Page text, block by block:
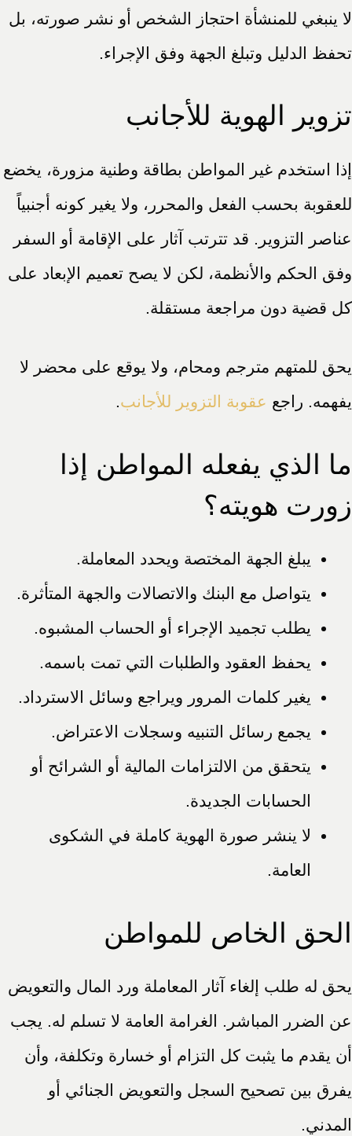
لا ينبغي للمنشأة احتجاز الشخص أو نشر صورته، بل
تحفظ الدليل وتبلغ الجهة وفق الإجراء.
تزوير الهوية للأجانب
إذا استخدم غير المواطن بطاقة وطنية مزورة، يخضع
للعقوبة بحسب الفعل والمحرر، ولا يغير كونه أجنبياً
عناصر التزوير. قد تترتب آثار على الإقامة أو السفر
وفق الحكم والأنظمة، لكن لا يصح تعميم الإبعاد على
كل قضية دون مراجعة مستقلة.
يحق للمتهم مترجم ومحام، ولا يوقع على محضر لا
يفهمه. راجع عقوبة التزوير للأجانب.
ما الذي يفعله المواطن إذا
زورت هويته؟
يبلغ الجهة المختصة ويحدد المعاملة.
يتواصل مع البنك والاتصالات والجهة المتأثرة.
يطلب تجميد الإجراء أو الحساب المشبوه.
يحفظ العقود والطلبات التي تمت باسمه.
يغير كلمات المرور ويراجع وسائل الاسترداد.
يجمع رسائل التنبيه وسجلات الاعتراض.
يتحقق من الالتزامات المالية أو الشرائح أو
الحسابات الجديدة.
لا ينشر صورة الهوية كاملة في الشكوى
العامة.
الحق الخاص للمواطن
يحق له طلب إلغاء آثار المعاملة ورد المال والتعويض
عن الضرر المباشر. الغرامة العامة لا تسلم له. يجب
أن يقدم ما يثبت كل التزام أو خسارة وتكلفة، وأن
يفرق بين تصحيح السجل والتعويض الجنائي أو
المدني.